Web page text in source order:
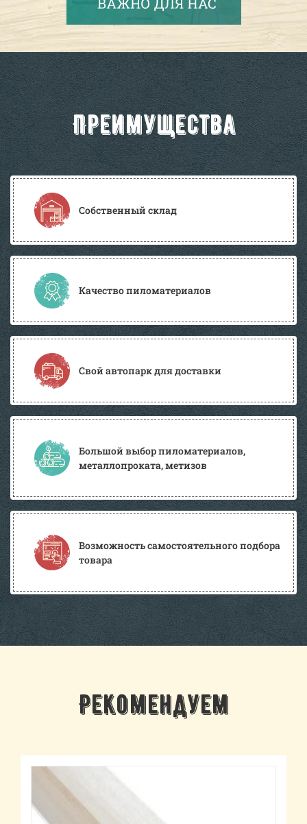
Преимущества
Собственный склад
Качество пиломатериалов
Свой автопарк для доставки
Большой выбор пиломатериалов,
металлопроката, метизов
Возможность самостоятельного подбора
товара
Рекомендуем